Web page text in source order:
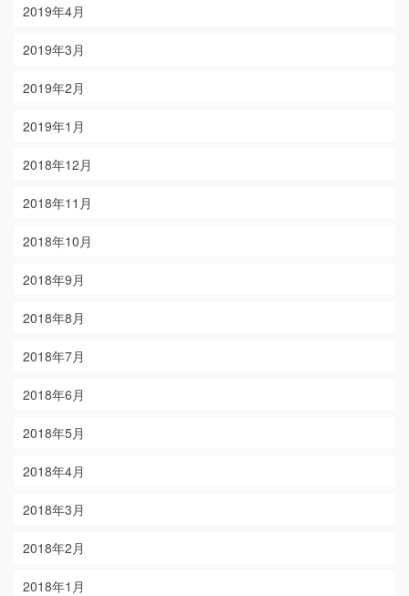
2019年4月
2019年3月
2019年2月
2019年1月
2018年12月
2018年11月
2018年10月
2018年9月
2018年8月
2018年7月
2018年6月
2018年5月
2018年4月
2018年3月
2018年2月
2018年1月